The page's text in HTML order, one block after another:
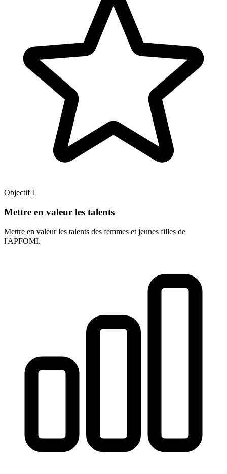
Objectif I
Mettre en valeur les talents
Mettre en valeur les talents des femmes et jeunes filles de
l'APFOMI.